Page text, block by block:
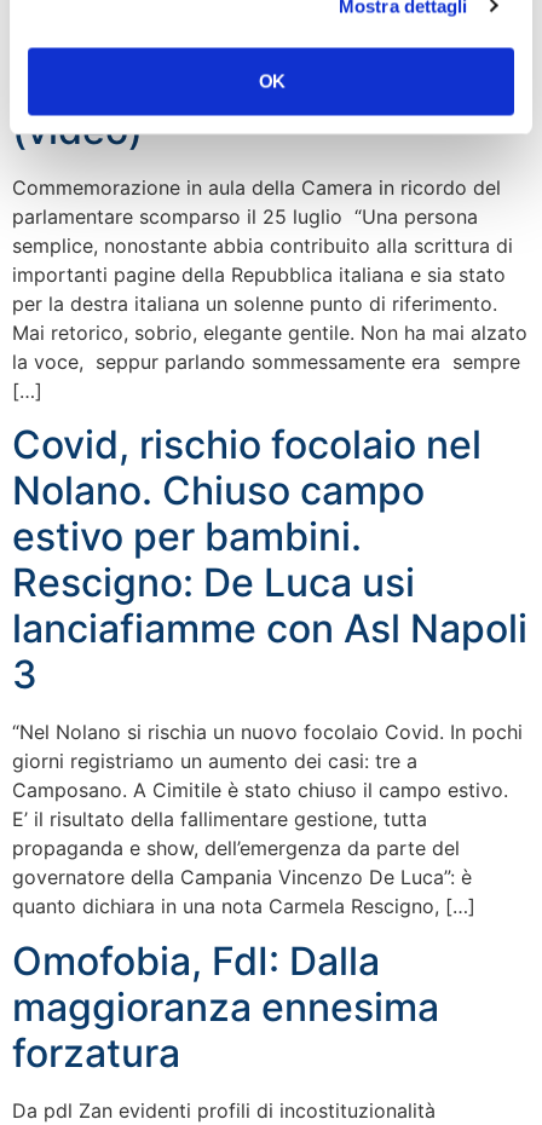
Mostra dettagli
OK
Maceratini, Rampelli:
Sempre dalla stessa parte
(video)
Commemorazione in aula della Camera in ricordo del
parlamentare scomparso il 25 luglio “Una persona
semplice, nonostante abbia contribuito alla scrittura di
importanti pagine della Repubblica italiana e sia stato
per la destra italiana un solenne punto di riferimento.
Mai retorico, sobrio, elegante gentile. Non ha mai alzato
la voce, seppur parlando sommessamente era sempre
[…]
Covid, rischio focolaio nel
Nolano. Chiuso campo
estivo per bambini.
Rescigno: De Luca usi
lanciafiamme con Asl Napoli
3
“Nel Nolano si rischia un nuovo focolaio Covid. In pochi
giorni registriamo un aumento dei casi: tre a
Camposano. A Cimitile è stato chiuso il campo estivo.
E’ il risultato della fallimentare gestione, tutta
propaganda e show, dell’emergenza da parte del
governatore della Campania Vincenzo De Luca”: è
quanto dichiara in una nota Carmela Rescigno, […]
Omofobia, FdI: Dalla
maggioranza ennesima
forzatura
Da pdl Zan evidenti profili di incostituzionalità